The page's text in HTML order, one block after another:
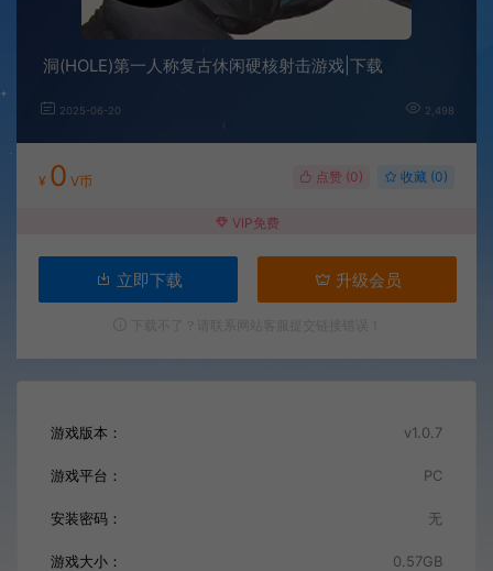
洞(HOLE)第一人称复古休闲硬核射击游戏|下载
2025-06-20 2,498
¥ 0 V币 点赞 (0) 收藏 (0)
VIP免费
立即下载 升级会员
游戏版本： v1.0.7
游戏平台： PC
安装密码： 无
游戏大小： 0.57GB